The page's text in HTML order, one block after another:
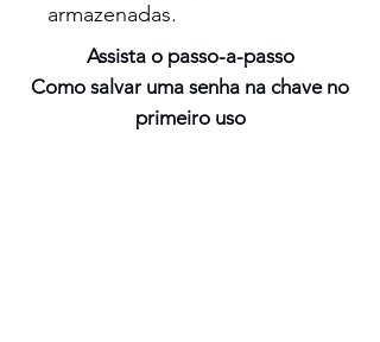
armazenadas.
Assista o passo-a-passo
Como salvar uma senha na chave no
primeiro uso